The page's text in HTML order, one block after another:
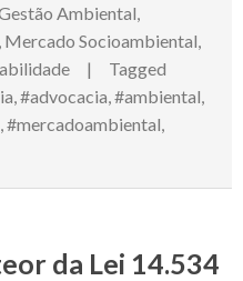
Ambiental
Mercado Socioambiental
Tagged
#advocacia #ambiental
#mercadoambiental
da Lei 14.534